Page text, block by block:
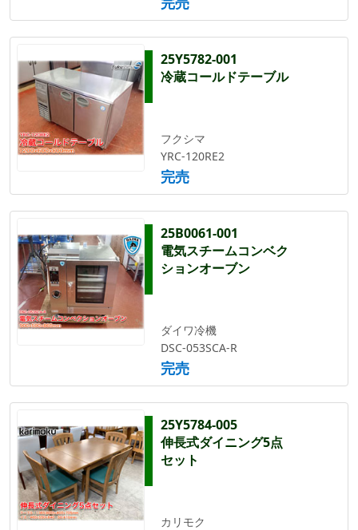
25Y5782-001
冷蔵コールドテーブル
フクシマ
YRC-120RE2
完売
25B0061-001
電気スチームコンベク
ションオーブン
ダイワ冷機
DSC-053SCA-R
完売
25Y5784-005
伸長式ダイニング5点
セット
カリモク